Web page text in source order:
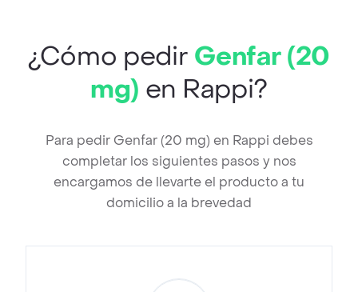
¿Cómo pedir Genfar (20
mg) en Rappi?
Para pedir Genfar (20 mg) en Rappi debes
completar los siguientes pasos y nos
encargamos de llevarte el producto a tu
domicilio a la brevedad